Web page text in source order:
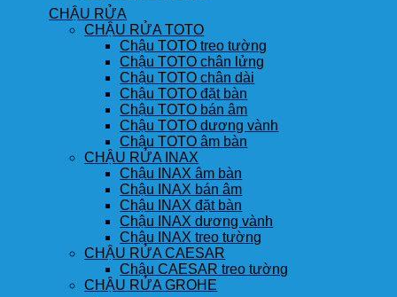
CHẬU RỬA
CHẬU RỬA TOTO
Chậu TOTO treo tường
Chậu TOTO chân lửng
Chậu TOTO chân dài
Chậu TOTO đặt bàn
Chậu TOTO bán âm
Chậu TOTO dương vành
Chậu TOTO âm bàn
CHẬU RỬA INAX
Chậu INAX âm bàn
Chậu INAX bán âm
Chậu INAX đặt bàn
Chậu INAX dương vành
Chậu INAX treo tường
CHẬU RỬA CAESAR
Chậu CAESAR treo tường
CHẬU RỬA GROHE